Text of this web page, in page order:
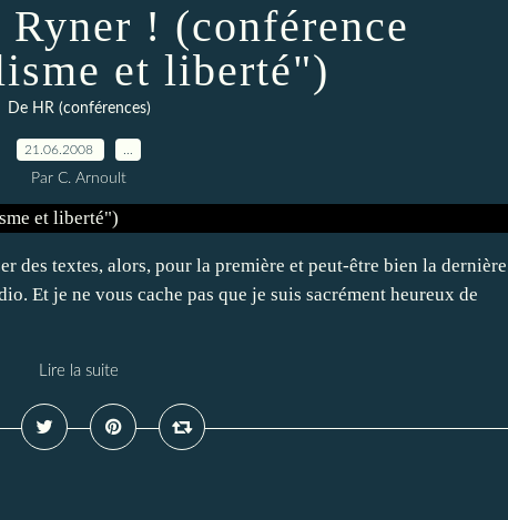
Ryner ! (conférence
et liberté")
De HR (conférences)
21.06.2008
Par C. Arnoult
des textes, alors, pour la première et peut-être bien la dernière
Et je ne vous cache pas que je suis sacrément heureux de
Lire la suite